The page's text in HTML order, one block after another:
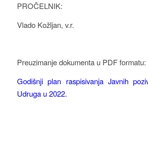
PROČELNIK:
Vlado Kožljan, v.r.
Preuzimanje dokumenta u PDF formatu:
Godišnji plan raspisivanja Javnih
Udruga u 2022.